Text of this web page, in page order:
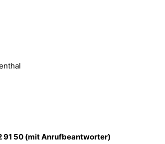
91 50 (mit Anrufbeantworter)